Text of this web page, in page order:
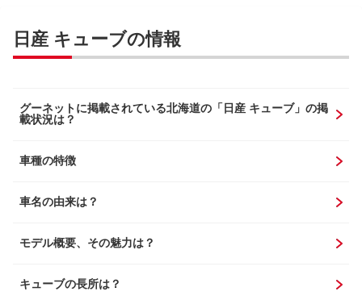
日産 キューブの情報
グーネットに掲載されている北海道の「日産 キューブ」の掲
載状況は？
車種の特徴
車名の由来は？
モデル概要、その魅力は？
キューブの長所は？